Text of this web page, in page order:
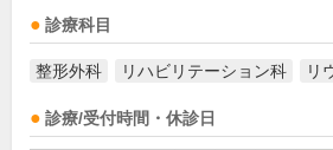
診療科目
整形外科 リハビリテーション科 リ
診療/受付時間・休診日